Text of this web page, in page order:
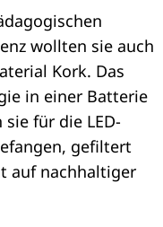
wollten sie auch
Kork. Das
in einer Batterie
für die LED-
gefiltert
auf nachhaltiger